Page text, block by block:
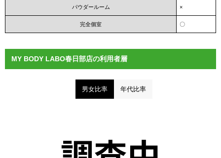
パウダールーム ×
完全個室 〇
MY BODY LABO春日部店の利用者層
男女比率 年代比率